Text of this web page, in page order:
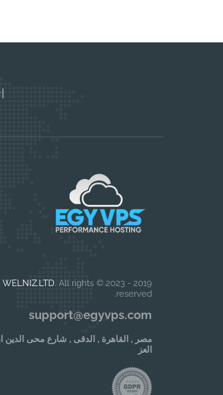
2019 - 2023 ©
WELNIZ.LTD. All rights
reserved.
support@egyvps.com
مصر , القاهرة , الدقى , شارع محى الدين
العز